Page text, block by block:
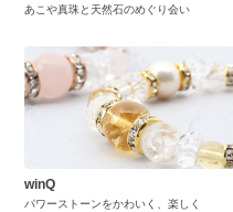
あこや真珠と天然石のめぐり会い
winQ
パワーストーンをかわいく、楽しく